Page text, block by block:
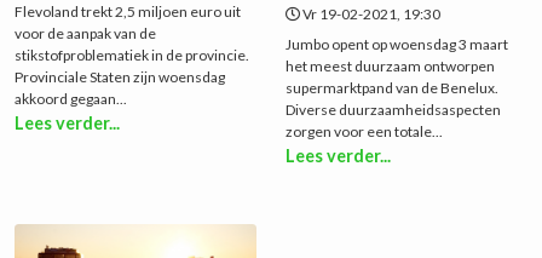
Flevoland trekt 2,5 miljoen euro uit
voor de aanpak van de
stikstofproblematiek in de provincie.
Provinciale Staten zijn woensdag
akkoord gegaan...
Lees verder...
Vr 19-02-2021, 19:30
Jumbo opent op woensdag 3 maart
het meest duurzaam ontworpen
supermarktpand van de Benelux.
Diverse duurzaamheidsaspecten
zorgen voor een totale...
Lees verder...